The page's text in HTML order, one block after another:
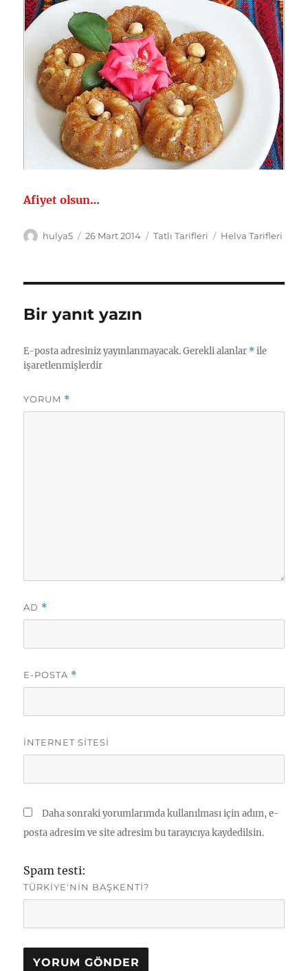
Afiyet olsun…
Yazar
hulya5
Yayın
26 Mart 2014 Kategoriler
Tatlı Tarifleri Etiketler
Helva Tarifleri
Bir yanıt yazın
E-posta adresiniz yayınlanmayacak. Gerekli alanlar *ile
işaretlenmişlerdir
YORUM *
AD *
E-POSTA *
İNTERNET SITESI
Daha sonraki yorumlarımda kullanılması için adım, e-
posta adresim ve site adresim bu tarayıcıya kaydedilsin.
Spam testi:
TÜRKIYE'NIN BAŞKENTI?